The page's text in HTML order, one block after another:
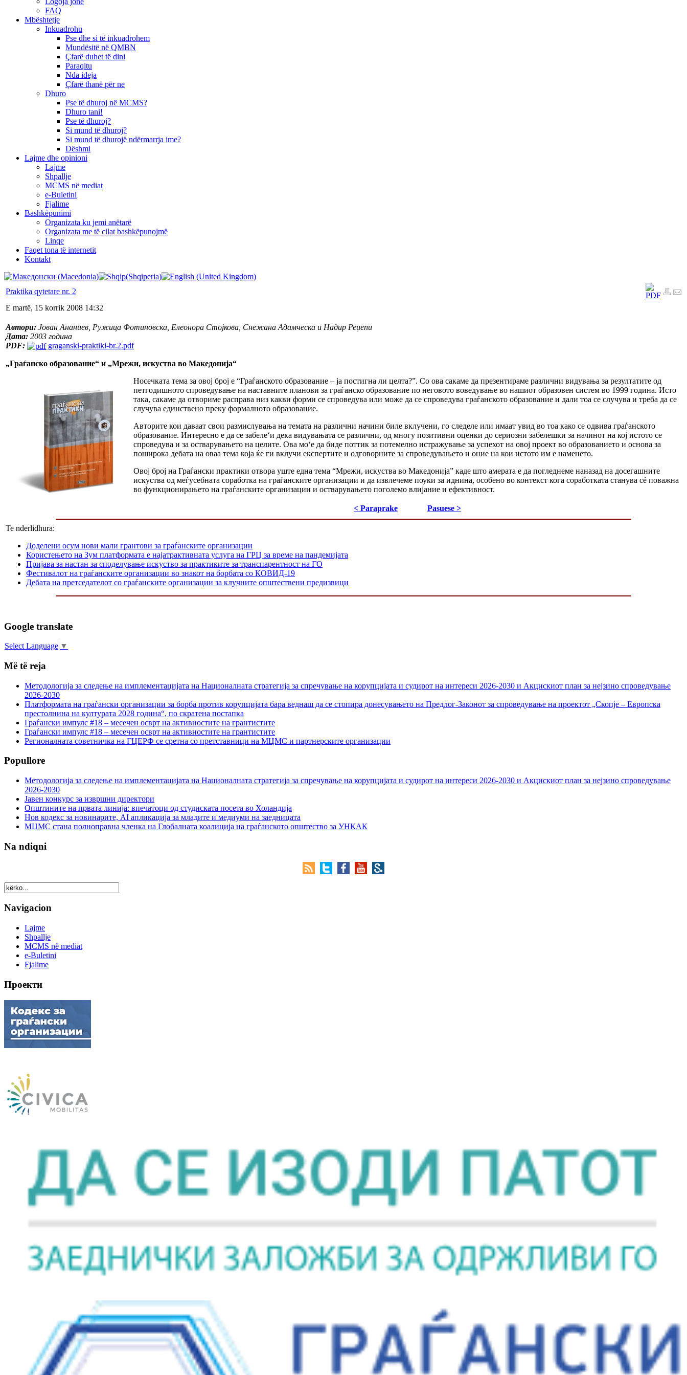
FAQ
Mbështetje
Inkuadrohu
Pse dhe si të inkuadrohem
Mundësitë në QMBN
Çfarë duhet të dini
Paraqitu
Nda ideja
Çfarë thanë për ne
Dhuro
Pse të dhuroj në MCMS?
Dhuro tani!
Pse të dhuroj?
Si mund të dhuroj?
Si mund të dhurojë ndërmarrja ime?
Dëshmi
Lajme dhe opinioni
Lajme
Shpallje
MCMS në mediat
e-Buletini
Fjalime
Bashkëpunimi
Organizata ku jemi anëtarë
Organizata me të cilat bashkëpunojmë
Linqe
Faqet tona të internetit
Kontakt
Praktika qytetare nr. 2
E martë, 15 korrik 2008 14:32
Автори: Јован Ананиев, Ружица Фотиновска, Елеонора Стојкова, Снежана Адамческа и Надир Реџепи
Дата: 2003 година
PDF:
graganski-praktiki-br.2.pdf
„Граѓанско образование“ и „Мрежи, искуства во Македонија“
Носечката тема за овој број е “Граѓанското образование – ја постигна ли целта?”. Со ова сакаме да презентираме различни видувања за резултатите од
петгодишното спроведување на наставните планови за граѓанско образование по неговото воведување во нашиот образовен систем во 1999 година. Исто
така, сакаме да отвориме расправа низ какви форми се спроведува или може да се спроведува граѓанското образование и дали тоа се случува и треба да се
случува единствено преку формалното образование.
Авторите кои даваат свои размислувања на темата на различни начини биле вклучени, го следеле или имаат увид во тоа како се одвива граѓанското
образование. Интересно е да се забеле‘и дека видувањата се различни, од многу позитивни оценки до сериозни забелешки за начинот на кој истото се
спроведува и за остварувањето на целите. Ова мо‘е да биде поттик за потемелно истражување за успехот на овој проект во образованието и основа за
поширока дебата на оваа тема која ќе ги вклучи експертите и одговорните за спроведувањето и оние на кои истото им е наменето.
Овој број на Граѓански практики отвора уште една тема “Мрежи, искуства во Македонија” каде што амерата е да погледнеме наназад на досегашните
искуства од меѓусебната соработка на граѓанските организации и да извлечеме поуки за иднина, особено во контекст кога соработката станува сé поважна
во функционирањето на граѓанските организации и остварувањето поголемо влијание и ефективност.
< Paraprake Pasuese >
Te nderlidhura:
Доделени осум нови мали грантови за граѓанските организации
Користењето на Зум платформата е најатрактивната услуга на ГРЦ за време на пандемијата
Пријава за настан за споделување искуство за практиките за транспарентност на ГО
Фестивалот на граѓанските организации во знакот на борбата со КОВИД-19
Дебата на претседателот со граѓанските организации за клучните општествени предизвици
Google translate
Select Language ▼
Më të reja
Методологија за следење на имплементацијата на Националната стратегија за спречување на корупцијата и судирот на интереси 2026-2030 и Акцискиот план за нејзино спроведување
2026-2030
Платформата на граѓански организации за борба против корупцијата бара веднаш да се стопира донесувањето на Предлог-Законот за спроведување на проектот „Скопје – Европска
престолнина на културата 2028 година“, по скратена постапка
Граѓански импулс #18 – месечен осврт на активностите на грантистите
Граѓански импулс #18 – месечен осврт на активностите на грантистите
Регионалната советничка на ГЦЕРФ се сретна со претставници на МЦМС и партнерските организации
Popullore
Методологија за следење на имплементацијата на Националната стратегија за спречување на корупцијата и судирот на интереси 2026-2030 и Акцискиот план за нејзино спроведување
2026-2030
Јавен конкурс за извршни директори
Општините на првата линија: впечатоци од студиската посета во Холандија
Нов кодекс за новинарите, AI апликација за младите и медиуми на заедницата
МЦМС стана полноправна членка на Глобалната коалиција на граѓанското општество за УНКАК
Na ndiqni
Navigacion
Lajme
Shpallje
MCMS në mediat
e-Buletini
Fjalime
Проекти